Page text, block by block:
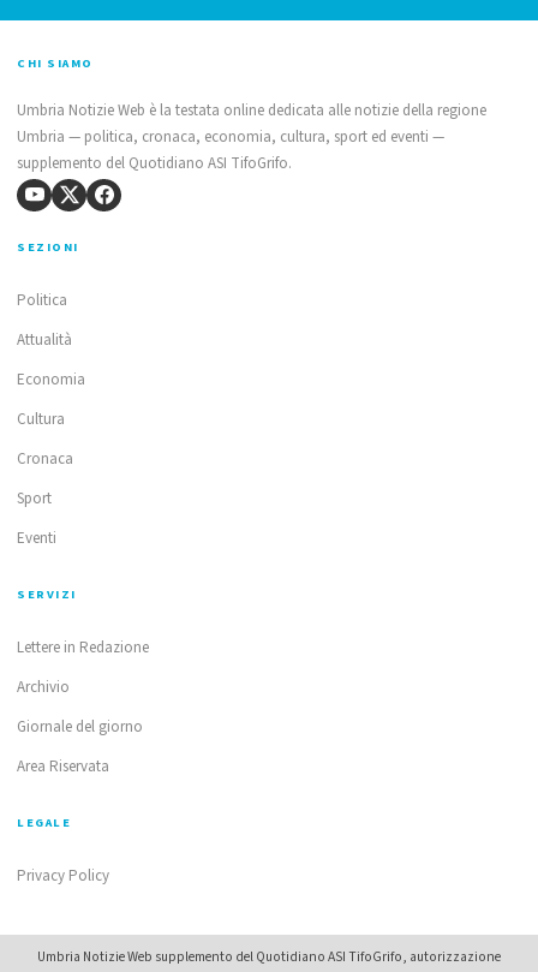
CHI SIAMO
Umbria Notizie Web è la testata online dedicata alle notizie della regione
Umbria — politica, cronaca, economia, cultura, sport ed eventi —
supplemento del Quotidiano ASI TifoGrifo.
SEZIONI
Politica
Attualità
Economia
Cultura
Cronaca
Sport
Eventi
SERVIZI
Lettere in Redazione
Archivio
Giornale del giorno
Area Riservata
LEGALE
Privacy Policy
Umbria Notizie Web supplemento del Quotidiano ASI TifoGrifo, autorizzazione